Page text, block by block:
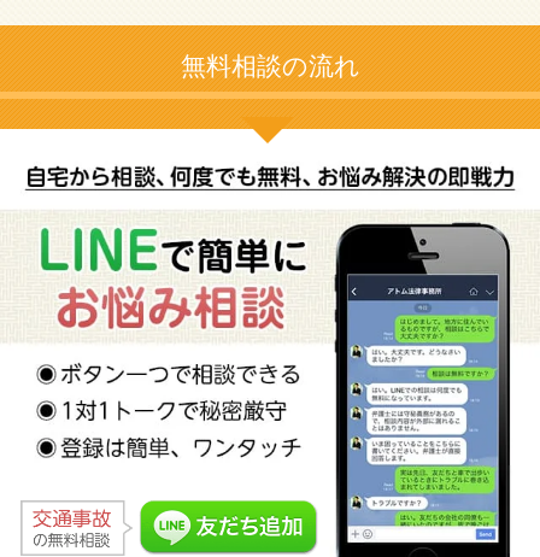
無料相談の流れ